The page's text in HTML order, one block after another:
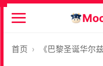
首页 › 《巴黎圣诞华尔兹